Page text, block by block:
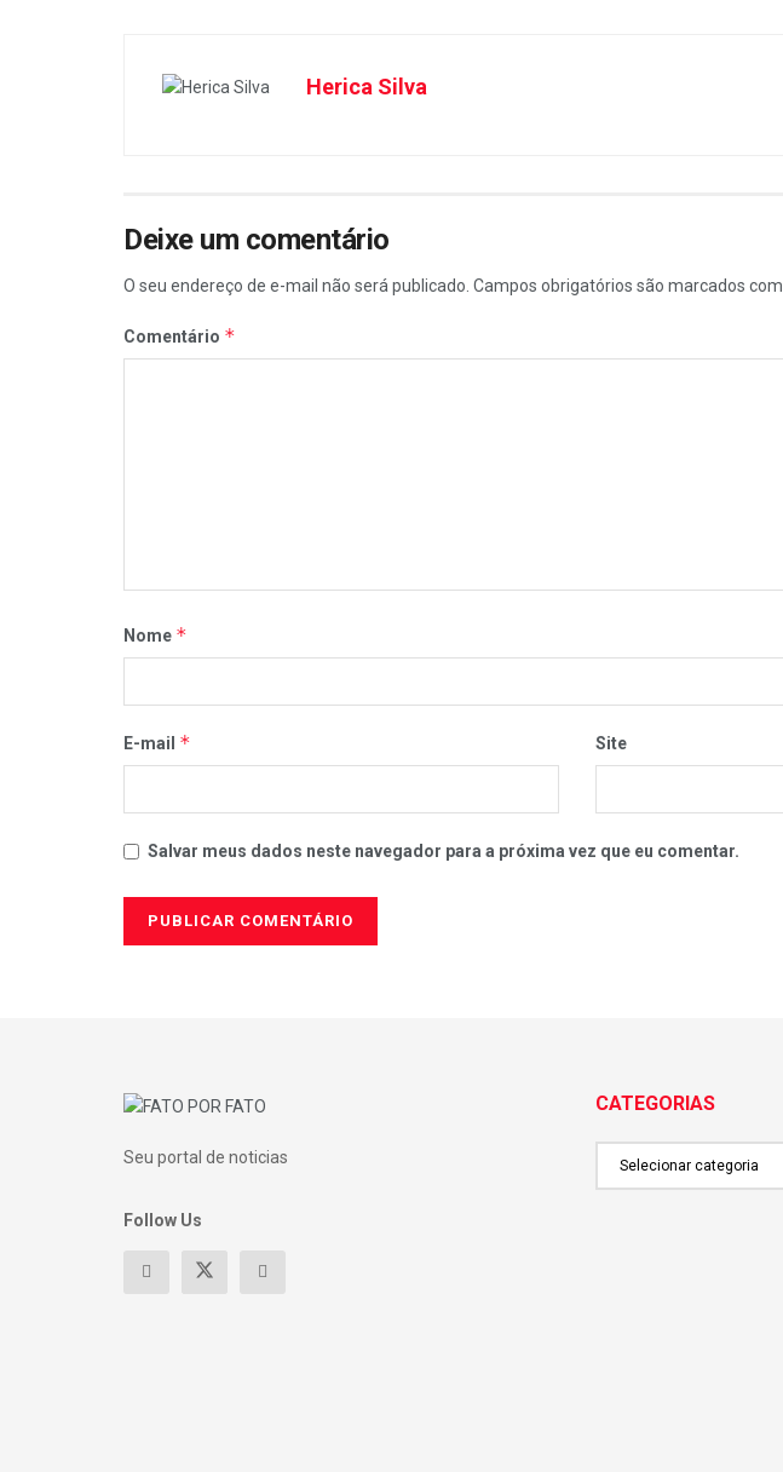
Herica Silva
Deixe um comentário
O seu endereço de e-mail não será publicado. Campos obrigatórios são marcados com
Comentário *
Nome *
E-mail * Site
Salvar meus dados neste navegador para a próxima vez que eu comentar.
Seu portal de noticias
Follow Us
CATEGORIAS
CATEGORIAS